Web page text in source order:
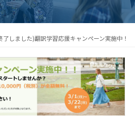
しました)翻訳学習応援キャンペーン実施中！